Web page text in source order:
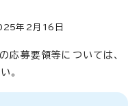
年2月 16 日
応募要領等については、
。